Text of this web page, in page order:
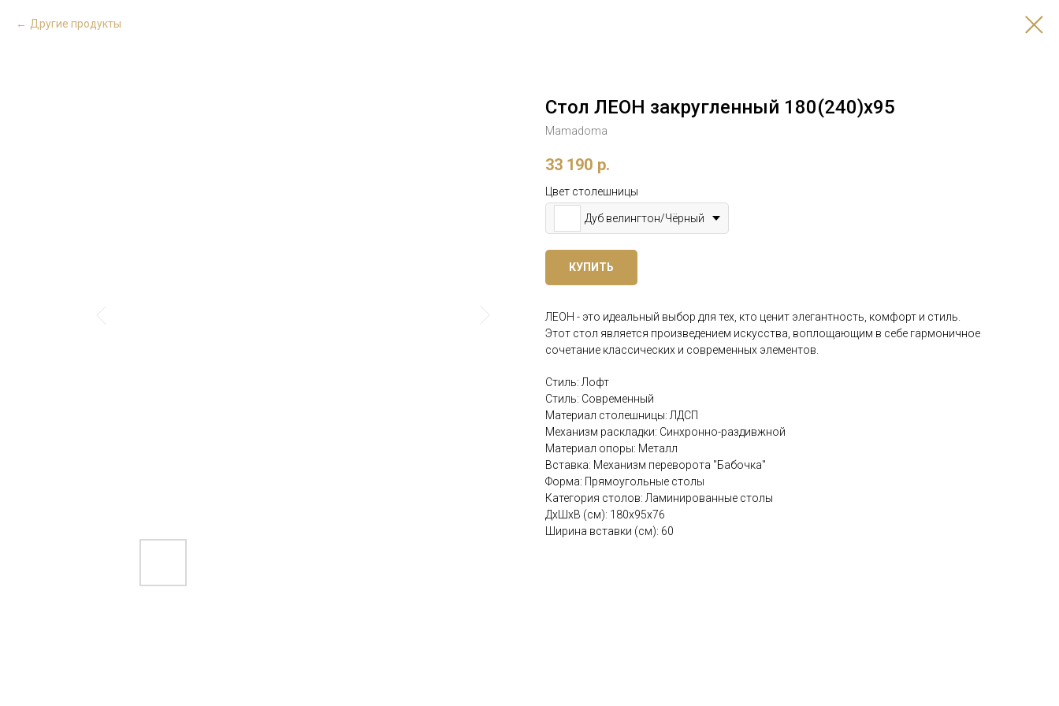
Другие продукты
Стол ЛЕОН закругленный 180(240)x95
Mamadoma
33 190 р.
Цвет столешницы
Дуб велингтон/Чёрный
КУПИТЬ
ЛЕОН - это идеальный выбор для тех, кто ценит элегантность, комфорт и стиль.
Этот стол является произведением искусства, воплощающим в себе гармоничное
сочетание классических и современных элементов.
Стиль: Лофт
Стиль: Современный
Материал столешницы: ЛДСП
Механизм раскладки: Синхронно-раздивжной
Материал опоры: Металл
Вставка: Механизм переворота "Бабочка"
Форма: Прямоугольные столы
Категория столов: Ламинированные столы
ДхШхВ (см): 180x95x76
Ширина вставки (см): 60